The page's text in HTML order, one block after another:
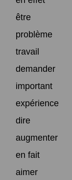
être
problème
travail
demander
important
expérience
dire
augmenter
en fait
aimer